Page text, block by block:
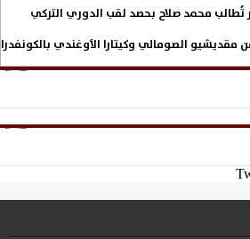
تُطالب محمد صلاح بحصد لقب الدوري التركي
مقديشيو الصومالي وكيتارا الأوغندي